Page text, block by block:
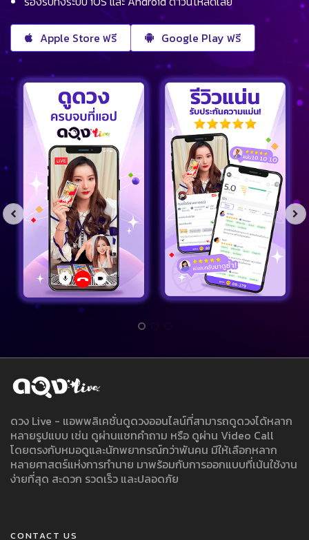
Apple Store ฟรี Google Play ฟรี
ดวง Live - แอพพลิเคชั่นดูดวงออนไลน์ที่สามารถดูดวงได้หลาก
หลายรูปแบบ เช่น ดูผ่านแชทคำถาม หรือ ดูผ่าน Video Call
โดยตรงกับหมอดูและนักพยากรณ์กว่าพันคน มีให้เลือกหลาก
หลายศาสตร์แห่งการทำนาย มาพร้อมกับการออกแบบที่เน้นใช้งาน
ง่ายที่สุด สะดวก รวดเร็ว และปลอดภัย
CONTACT US